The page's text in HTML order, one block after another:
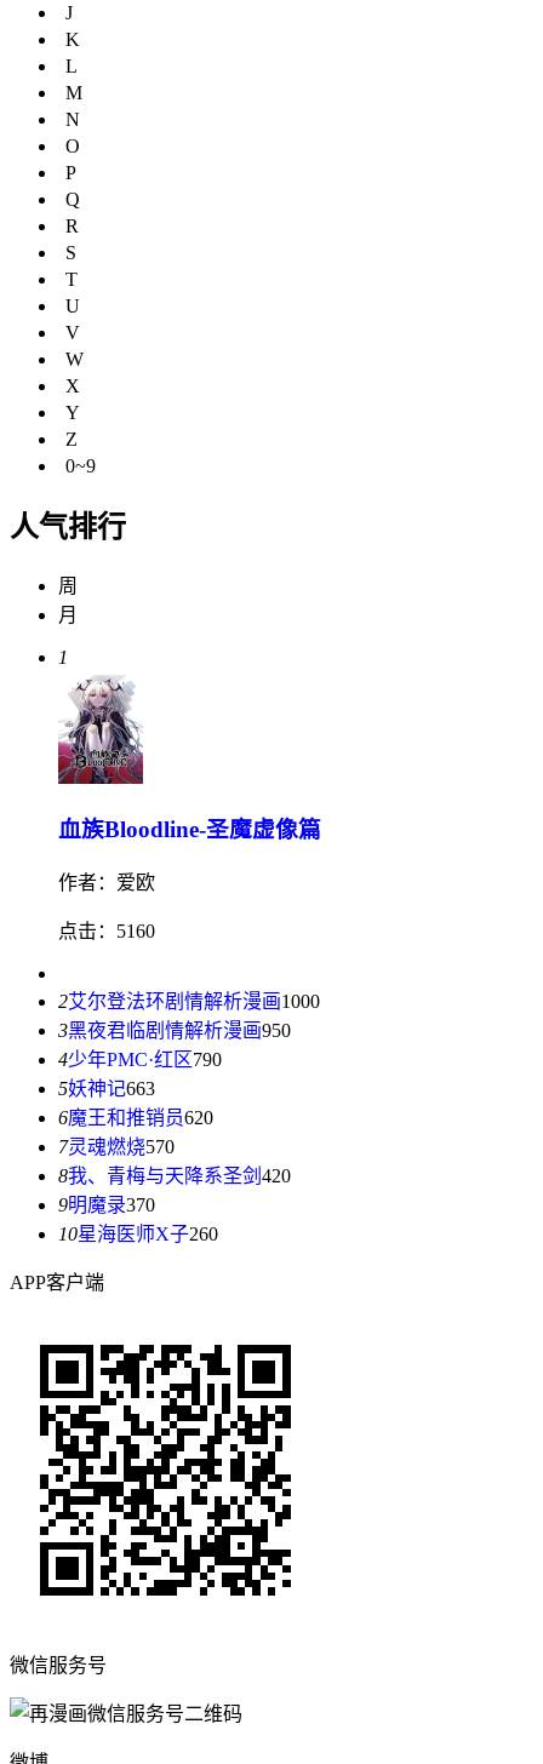
J
K
L
M
N
O
P
Q
R
S
T
U
V
W
X
Y
Z
0~9
人气排行
周
月
1
血族Bloodline-圣魔虚像篇
作者：爱欧
点击：5160
2艾尔登法环剧情解析漫画1000
3黑夜君临剧情解析漫画950
4少年PMC·红区790
5妖神记663
6魔王和推销员620
7灵魂燃烧570
8我、青梅与天降系圣剑 420
9明魔录370
10星海医师X子260
APP客户端
微信服务号